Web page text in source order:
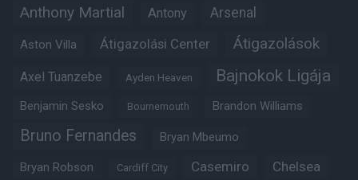
Anthony Martial Antony Arsenal
Aston Villa Átigazolási Center Átigazolások
Axel Tuanzebe Ayden Heaven Bajnokok Ligája
Benjamin Sesko Bournemouth Brandon Williams
Bruno Fernandes Bryan Mbeumo
Bryan Robson Cardiff City Casemiro Chelsea